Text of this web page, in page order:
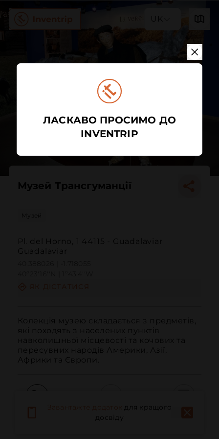
UK
Музей Трансгуманції
Музей
Pl. del Horno, 1 44115 - Guadalaviar
Guadalaviar
Колекція музею складається з предметів,
які походять з населених пунктів
навколишньої місцевості та кочових та
пересувних народів Америки, Азії,
Африки та Європи.
Електронна пошта
для кращого
досвіду
ЛАСКАВО ПРОСИМО ДО
INVENTRIP